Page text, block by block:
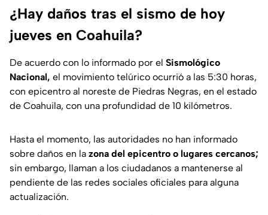
¿Hay daños tras el sismo de hoy
jueves en Coahuila?
De acuerdo con lo informado por el Sismológico
Nacional, el movimiento telúrico ocurrió a las 5:30 horas,
con epicentro al noreste de Piedras Negras, en el estado
de Coahuila, con una profundidad de 10 kilómetros.
Hasta el momento, las autoridades no han informado
sobre daños en la zona del epicentro o lugares cercanos;
sin embargo, llaman a los ciudadanos a mantenerse al
pendiente de las redes sociales oficiales para alguna
actualización.